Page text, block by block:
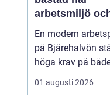
arbetsmiljö
möts
En modern
på Bjärehalvön
höga krav på
ledning och
medarbetare.
01 augusti 2026